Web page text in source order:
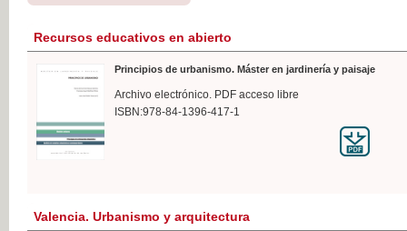
Recursos educativos en abierto
Principios de urbanismo. Máster en jardinería y paisaje
Archivo electrónico. PDF acceso libre
ISBN:978-84-1396-417-1
Valencia. Urbanismo y arquitectura